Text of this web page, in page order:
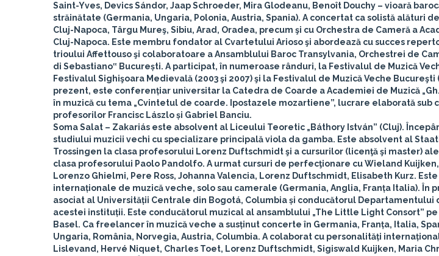
Saint-Yves, Devics Sándor, Jaap Schroeder, Mira Glodeanu, Benoît Douchy – vioară
străinătate (Germania, Ungaria, Polonia, Austria, Spania). A concertat ca solistă alături
Cluj-Napoca, Târgu Mureş, Sibiu, Arad, Oradea, precum şi cu Orchestra de Cameră a
Cluj-Napoca. Este membru fondator al Cvartetului Arioso şi abordează cu succes
trioului Affettouso şi colaboratoare a Ansamblului Baroc Transylvania, Orchestrei de
di Sebastiano‟ București. A participat, în numeroase rânduri, la Festivalul de Muzică
Festivalul Sighişoara Medievală (2003 şi 2007) şi la Festivalul de Muzică Veche Bucureşti
prezent, este conferențiar universitar la Catedra de Coarde a Academiei de Muzică
în muzică cu tema „Cvintetul de coarde. Ipostazele mozartiene”, lucrare elaborată sub
profesorilor Francisc Lászlo și Gabriel Banciu.
Soma Salat – Zakariás este absolvent al Liceului Teoretic „Báthory István” (Cluj).
studiului muzicii vechi cu specializare principală viola da gamba. Este absolvent al
Trossingen la clasa profesorului Lorenz Duftschmidt şi a cursurilor (licenţă şi master)
clasa profesorului Paolo Pandolfo. A urmat cursuri de perfecţionare cu Wieland
Lorenzo Ghielmi, Pere Ross, Johanna Valencia, Lorenz Duftschmidt, Elisabeth Kurz.
internaționale de muzică veche, solo sau camerale (Germania, Anglia, Franța Italia). În
asociat al Universității Centrale din Bogotá, Columbia și conducătorul Departamentului
acestei instituții. Este conducătorul muzical al ansamblului „The Little Light Consort”
Basel. Ca freelancer în muzică veche a susținut concerte în Germania, Franța, Italia,
Ungaria, România, Norvegia, Austria, Columbia. A colaborat cu personalități
Lislevand, Hervé Niquet, Charles Toet, Lorenz Duftschmidt, Sigiswald Kuijken, Maria